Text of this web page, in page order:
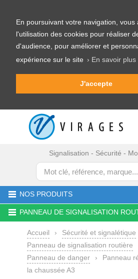
En poursuivant votre navigation, vous
l'utilisation des cookies pour réaliser
d'audience, pour améliorer et
expérience sur le site › En savoir plus
J'accepte
Signalisation - Sécurité -
NOS PRODUITS
PANNEAU DE SIGNALISATION
Accueil › Sécurité et signalétique
Panneau de signalisation routière
Panneau de danger
›
Panneau
la chaussée A3